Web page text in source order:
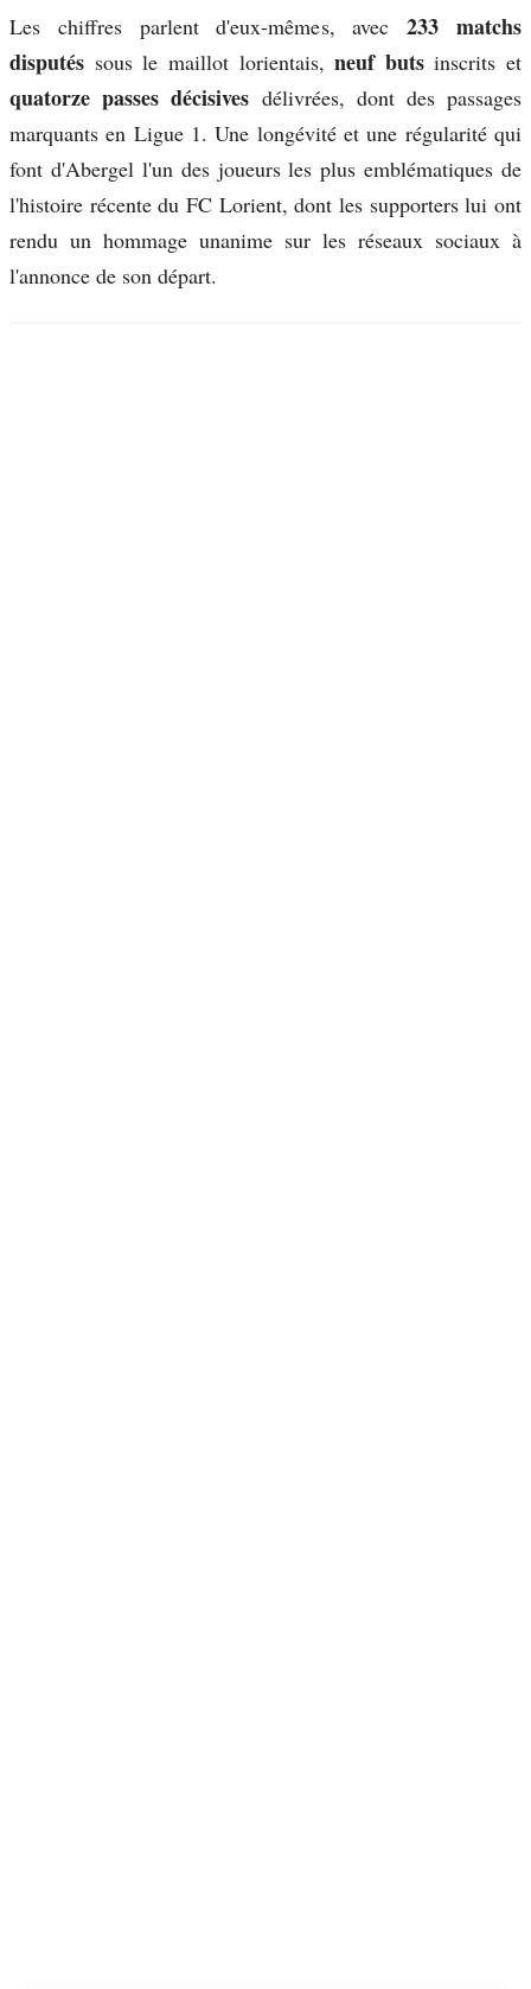
Les chiffres parlent d'eux-mêmes, avec233 matchs
disputés sous le maillot lorientais,neuf butsinscrits et
quatorze passes décisives délivrées, dont des passages
marquants en Ligue 1. Une longévité et une régularité qui
font d'Abergel l'un des joueurs les plus emblématiques de
l'histoire récente du FC Lorient, dont les supporters lui ont
rendu un hommage unanime sur les réseaux sociaux à
l'annonce de son départ.